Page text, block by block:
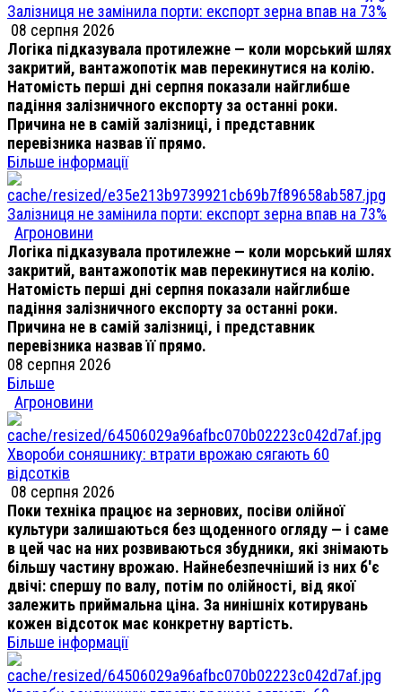
Залізниця не замінила порти: експорт зерна впав на 73%
08 серпня 2026
Логіка підказувала протилежне — коли морський шлях
закритий, вантажопотік мав перекинутися на колію.
Натомість перші дні серпня показали найглибше
падіння залізничного експорту за останні роки.
Причина не в самій залізниці, і представник
перевізника назвав її прямо.
Більше інформації
Залізниця не замінила порти: експорт зерна впав на 73%
Агроновини
Логіка підказувала протилежне — коли морський шлях
закритий, вантажопотік мав перекинутися на колію.
Натомість перші дні серпня показали найглибше
падіння залізничного експорту за останні роки.
Причина не в самій залізниці, і представник
перевізника назвав її прямо.
08 серпня 2026
Більше
Агроновини
Хвороби соняшнику: втрати врожаю сягають 60
відсотків
08 серпня 2026
Поки техніка працює на зернових, посіви олійної
культури залишаються без щоденного огляду — і саме
в цей час на них розвиваються збудники, які знімають
більшу частину врожаю. Найнебезпечніший із них б'є
двічі: спершу по валу, потім по олійності, від якої
залежить приймальна ціна. За нинішніх котирувань
кожен відсоток має конкретну вартість.
Більше інформації